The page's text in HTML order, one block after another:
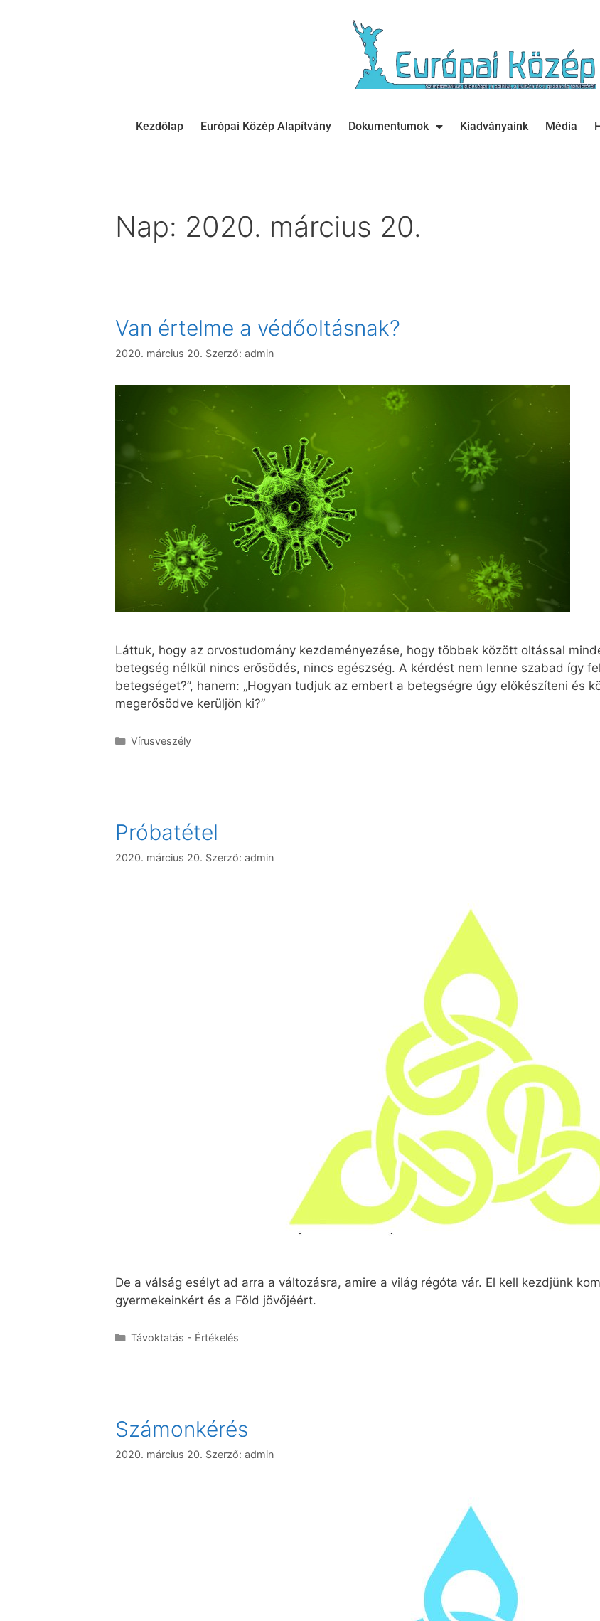
Kezdőlap Európai Közép Alapítvány Dokumentumok Kiadványaink Média
Nap: 2020. március 20.
Van értelme a védőoltásnak?
2020. március 20. Szerző: admin
Láttuk, hogy az orvostudomány kezdeményezése, hogy többek között oltással
betegség nélkül nincs erősödés, nincs egészség. A kérdést nem lenne szabad így
betegséget?”, hanem: „Hogyan tudjuk az embert a betegségre úgy előkészíteni és
megerősödve kerüljön ki?”
Vírusveszély
Próbatétel
2020. március 20. Szerző: admin
De a válság esélyt ad arra a változásra, amire a világ régóta vár. El kell kezdjünk
gyermekeinkért és a Föld jövőjéért.
Távoktatás - Értékelés
Számonkérés
2020. március 20. Szerző: admin